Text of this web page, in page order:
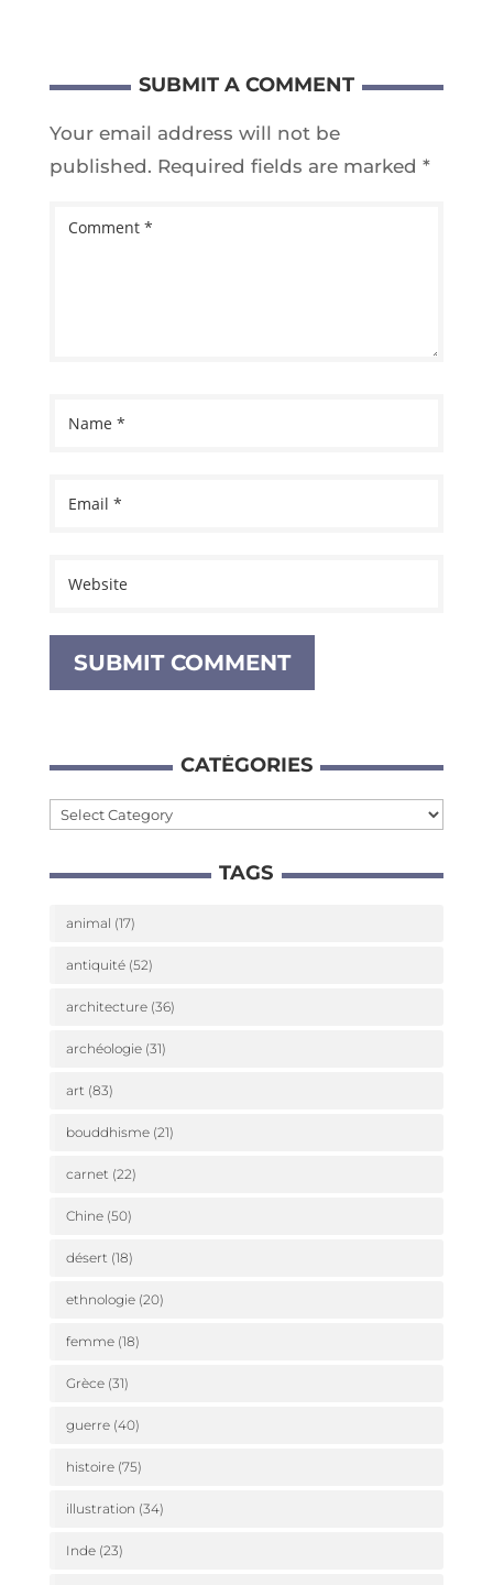
SUBMIT A COMMENT
Your email address will not be
published. Required fields are marked *
CATÉ­GO­RIES
Caté­
ries
TAGS
animal (17)
antiquité(52)
architecture(36)
archéologie(31)
art(83)
bouddhisme(21)
carnet(22)
Chine(50)
désert(18)
ethnologie(20)
femme(18)
Grèce(31)
guerre(40)
histoire(75)
illustration (34)
Inde(23)